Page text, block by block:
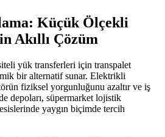
Küçük Ölçekli
Akıllı Çözüm
yük transferleri için transpalet
bir alternatif sunar. Elektrikli
fiziksel yorgunluğunu azaltır ve iş
depoları, süpermarket lojistik
yaygın biçimde tercih